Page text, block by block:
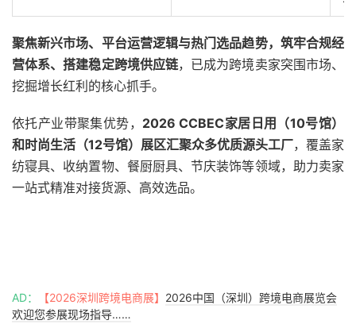
聚焦新兴市场、平台运营逻辑与热门选品趋势，筑牢合规经
营体系、搭建稳定跨境供应链，已成为跨境卖家突围市场、
挖掘增长红利的核心抓手。
依托产业带聚集优势， 2026 CCBEC家居日用（10号馆）
和时尚生活（12号馆）展区汇聚众多优质源头工厂，覆盖家
纺寝具、收纳置物、餐厨厨具、节庆装饰等领域，助力卖家
一站式精准对接货源、高效选品。
AD： 【2026深圳跨境电商展】 2026中国（深圳）跨境电商展览会
欢迎您参展现场指导……